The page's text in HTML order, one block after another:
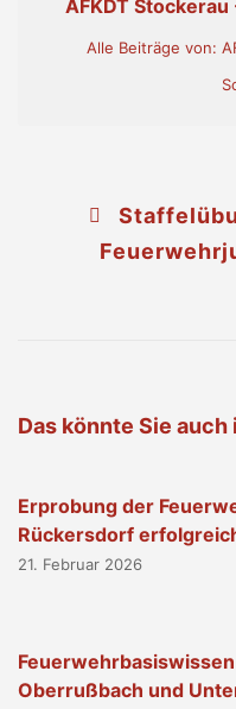
AFKDT
Alle Beiträge von:
Das könnte Sie
Erprobung der
Rückersdorf
21. Februar 2026
Oberrußbach und